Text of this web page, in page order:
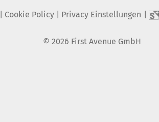
Cookie Policy| Privacy Einstellungen
© 2026 First Avenue GmbH